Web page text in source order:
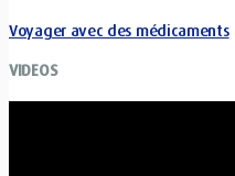
Voyager avec des médicaments
VIDEOS